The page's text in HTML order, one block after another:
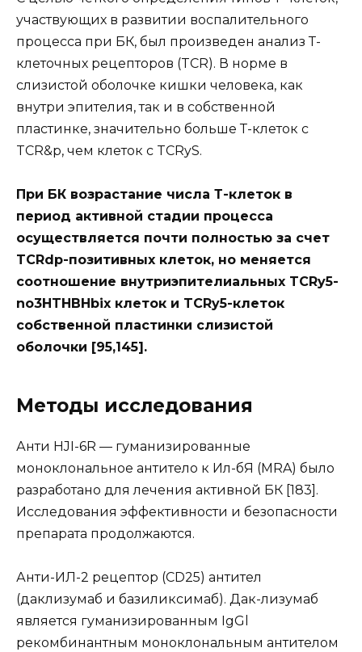
участвующих в развитии воспалительного
процесса при БК, был произведен анализ Т-
клеточных рецепторов (TCR). В норме в
слизистой оболочке кишки человека, как
внутри эпителия, так и в собственной
пластинке, значительно больше Т-клеток с
TCR&p, чем клеток с TCRyS.
При БК возрастание числа Т-клеток в
период активной стадии процесса
осуществляется почти полностью за счет
TCRdp-позитивных клеток, но меняется
соотношение внутриэпителиальных TCRy5-
no3HTHBHbix клеток и TCRy5-клеток
собственной пластинки слизистой
оболочки [95,145].
Методы исследования
Анти HJI-6R — гуманизированные
моноклональное антитело к Ил-бЯ (MRA) было
разработано для лечения активной БК [183].
Исследования эффективности и безопасности
препарата продолжаются.
Анти-ИЛ-2 рецептор (CD25) антител
(даклизумаб и базиликсимаб). Дак-лизумаб
является гуманизированным IgGl
рекомбинантным моноклональным антителом